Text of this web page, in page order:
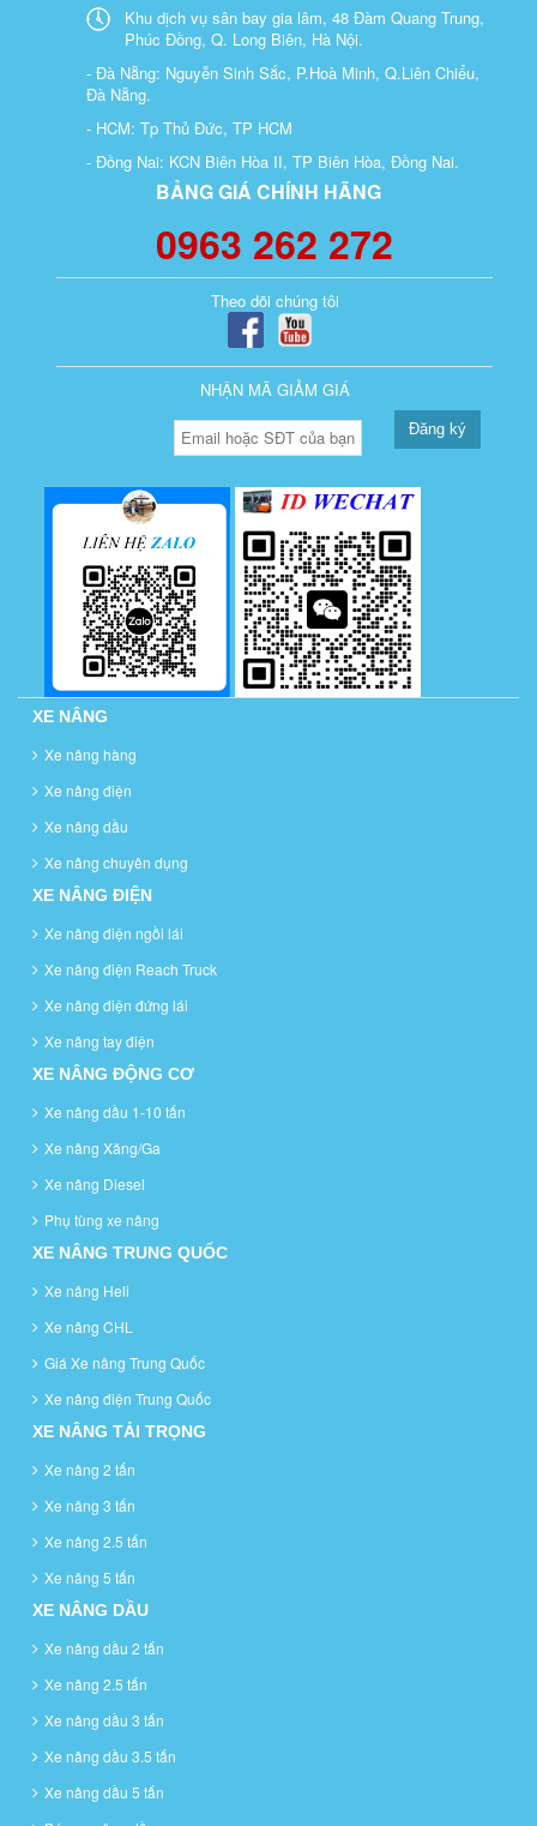
Khu dịch vụ sân bay gia lâm, 48 Đàm Quang Trung,
Phúc Đồng, Q. Long Biên, Hà Nội.
- Đà Nẵng: Nguyễn Sinh Sắc, P.Hoà Minh, Q.Liên Chiểu,
Đà Nẵng.
- HCM: Tp Thủ Đức, TP HCM
- Đồng Nai: KCN Biên Hòa II, TP Biên Hòa, Đồng Nai.
BẢNG GIÁ CHÍNH HÃNG
0963 262 272
Theo dõi chúng tôi
NHẬN MÃ GIẢM GIÁ
Đăng ký
XE NÂNG
Xe nâng hàng
Xe nâng điện
Xe nâng dầu
Xe nâng chuyên dụng
XE NÂNG ĐIỆN
Xe nâng điện ngồi lái
Xe nâng điện Reach Truck
Xe nâng điện đứng lái
Xe nâng tay điện
XE NÂNG ĐỘNG CƠ
Xe nâng dầu 1-10 tấn
Xe nâng Xăng/Ga
Xe nâng Diesel
Phụ tùng xe nâng
XE NÂNG TRUNG QUỐC
Xe nâng Heli
Xe nâng CHL
Giá Xe nâng Trung Quốc
Xe nâng điện Trung Quốc
XE NÂNG TẢI TRỌNG
Xe nâng 2 tấn
Xe nâng 3 tấn
Xe nâng 2.5 tấn
Xe nâng 5 tấn
XE NÂNG DẦU
Xe nâng dầu 2 tấn
Xe nâng 2.5 tấn
Xe nâng dầu 3 tấn
Xe nâng dầu 3.5 tấn
Xe nâng dầu 5 tấn